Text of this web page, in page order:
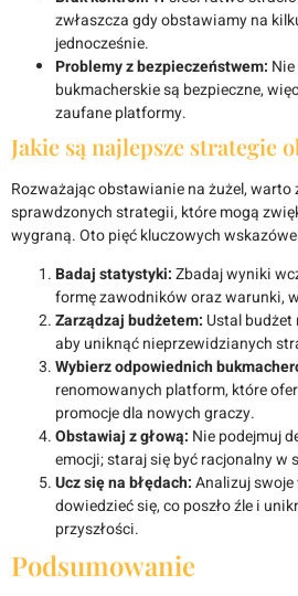
zwłaszcza gdy obstawiamy na
jednocześnie.
Problemy z bezpieczeństwem:
bukmacherskie są bezpieczne,
zaufane platformy.
Jakie są najlepsze strategie
Rozważając obstawianie na żużel,
sprawdzonych strategii, które mogą
wygraną. Oto pięć kluczowych
Badaj statystyki:Zbadaj wyniki
formę zawodników oraz warunki,
Zarządzaj budżetem: Ustal budżet
aby uniknąć nieprzewidzianych
Wybierz odpowiednich
renomowanych platform, które
promocje dla nowych graczy.
Obstawiaj z głową: Nie podejmuj
emocji; staraj się być racjonalny w
Ucz się na błędach:Analizuj swoje
dowiedzieć się, co poszło źle i
przyszłości.
Podsumowanie